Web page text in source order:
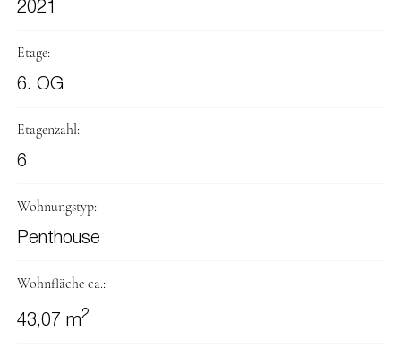
2021
Etage:
6. OG
Etagenzahl:
6
Wohnungstyp:
Penthouse
Wohnfläche ca.:
43,07 m2